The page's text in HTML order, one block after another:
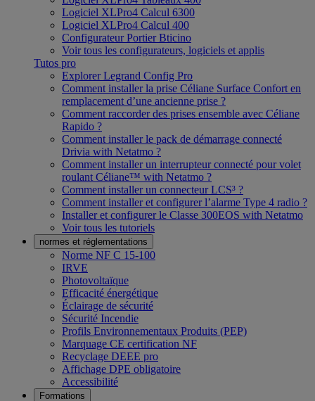
Logiciel XLPro4 Calcul 6300
Logiciel XLPro4 Calcul 400
Configurateur Portier Bticino
Voir tous les configurateurs, logiciels et applis
Tutos pro
Explorer Legrand Config Pro
Comment installer la prise Céliane Surface Confort en
remplacement d’une ancienne prise ?
Comment raccorder des prises ensemble avec Céliane
Rapido ?
Comment installer le pack de démarrage connecté
Drivia with Netatmo ?
Comment installer un interrupteur connecté pour volet
roulant Céliane™ with Netatmo ?
Comment installer un connecteur LCS³ ?
Comment installer et configurer l’alarme Type 4 radio ?
Installer et configurer le Classe 300EOS with Netatmo
Voir tous les tutoriels
normes et réglementations
Norme NF C 15-100
IRVE
Photovoltaïque
Efficacité énergétique
Éclairage de sécurité
Sécurité Incendie
Profils Environnementaux Produits (PEP)
Marquage CE certification NF
Recyclage DEEE pro
Affichage DPE obligatoire
Accessibilité
Formations